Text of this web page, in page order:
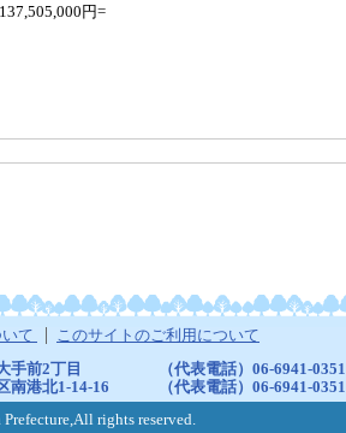
137,505,000円=
て このサイトのご利用について
手前2丁目
（代表電話）06-6941-0351
南港北1-14-16
（代表電話）06-6941-0351
rights reserved.